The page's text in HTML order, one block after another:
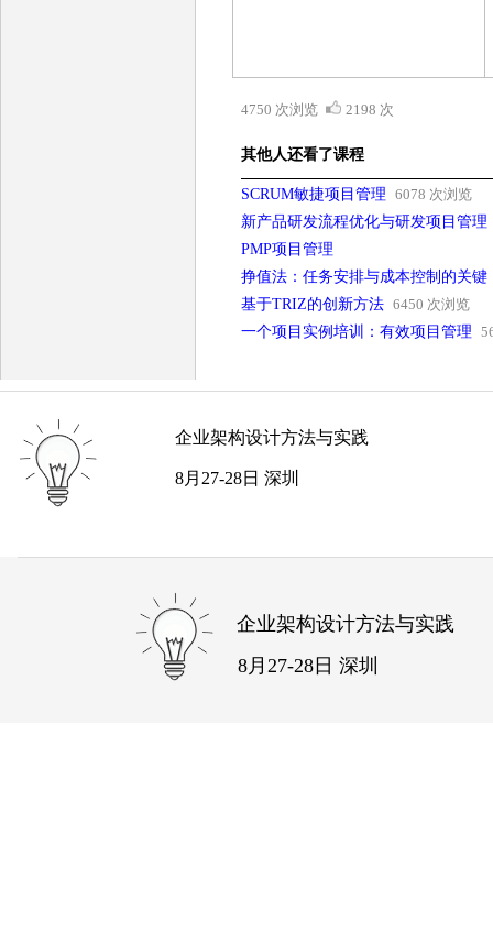
4750 次浏览 2198 次
其他人还看了课程
SCRUM敏捷项目管理 6078 次浏览
新产品研发流程优化与研发项目管理
PMP项目管理
挣值法：任务安排与成本控制的关键
基于TRIZ的创新方法 6450 次浏览
一个项目实例培训：有效项目管理